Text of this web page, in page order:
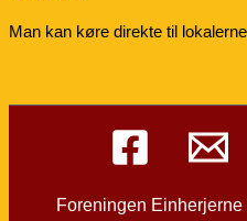
Man kan køre direkte til
Foreningen